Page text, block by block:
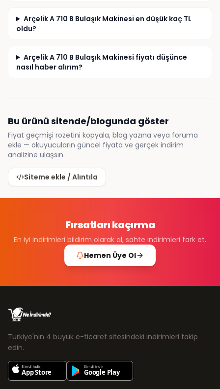
Arçelik A 710 B Bulaşık Makinesi en düşük kaç TL
oldu?
Arçelik A 710 B Bulaşık Makinesi fiyatı düşünce
nasıl haber alırım?
Bu ürünü sitende/blogunda göster
Fiyat geçmişi rozetini kopyala, blog yazına veya foruma
ekle — okuyucuların güncel fiyata ve gerçek indirim
analizine ulaşsın.
Siteme ekle / Alıntıla
Fırsatları kaçırma
En iyi indirimleri bildirim olarak al, sahte indirimleri fark et.
Hemen Üye Ol
Türkiye'nin 4 büyük e-ticaret sitesindeki indirimleri takip
edin.